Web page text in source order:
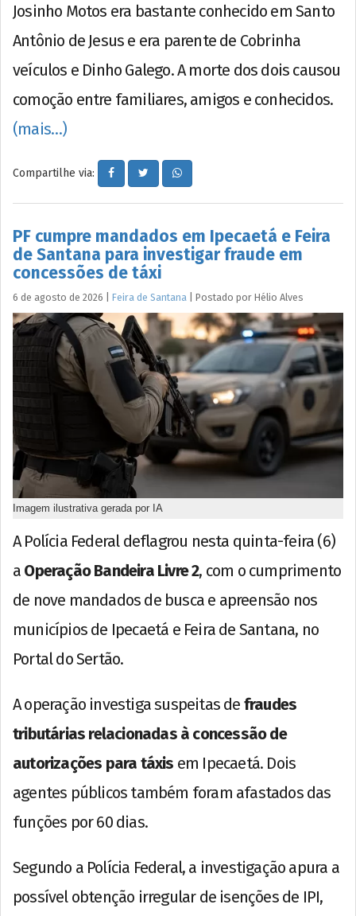
Josinho Motos era bastante conhecido em Santo
Antônio de Jesus e era parente de Cobrinha
veículos e Dinho Galego. A morte dos dois causou
comoção entre familiares, amigos e conhecidos.
(mais…)
Compartilhe via:
PF cumpre mandados em Ipecaetá e Feira
de Santana para investigar fraude em
concessões de táxi
6 de agosto de 2026 Feira de Santana Postado por Hélio Alves
Imagem ilustrativa gerada por IA
A Polícia Federal deflagrou nesta quinta-feira (6)
a Operação Bandeira Livre 2, com o cumprimento
de nove mandados de busca e apreensão nos
municípios de Ipecaetá e Feira de Santana, no
Portal do Sertão.
A operação investiga suspeitas de fraudes
tributárias relacionadas à concessão de
autorizações para táxis em Ipecaetá. Dois
agentes públicos também foram afastados das
funções por 60 dias.
Segundo a Polícia Federal, a investigação apura a
possível obtenção irregular de isenções de IPI,